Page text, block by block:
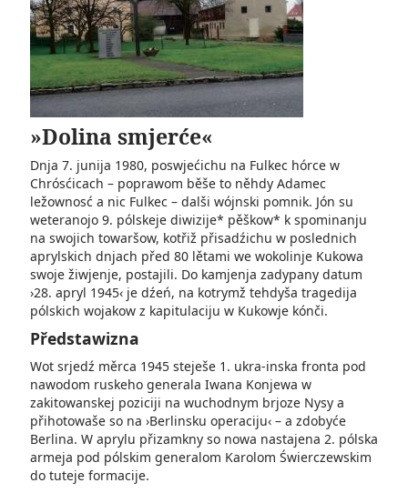
»Dolina smjerće«
Dnja 7. junija 1980, poswjećichu na Fulkec hórce w
Chrósćicach – poprawom běše to něhdy Adamec
ležownosć a nic Fulkec – dalši wójnski pomnik. Jón su
weteranojo 9. pólskeje diwizije* pěškow* k spominanju
na swojich towaršow, kotřiž přisadźichu w poslednich
aprylskich dnjach před 80 lětami we wokolinje Kukowa
swoje žiwjenje, postajili. Do kamjenja zadypany datum
›28. apryl 1945‹ je dźeń, na kotrymž tehdyša tragedija
pólskich wojakow z kapitulaciju w Kukowje kónči.
Předstawizna
Wot srjedź měrca 1945 steješe 1. ukra-inska fronta pod
nawodom ruskeho generala Iwana Konjewa w
zakitowanskej poziciji na wuchodnym brjoze Nysy a
přihotowaše so na ›Berlinsku operaciju‹ – a zdobyće
Berlina. W aprylu přizamkny so nowa nastajena 2. pólska
armeja pod pólskim generalom Karolom Świerczewskim
do tuteje formacije.